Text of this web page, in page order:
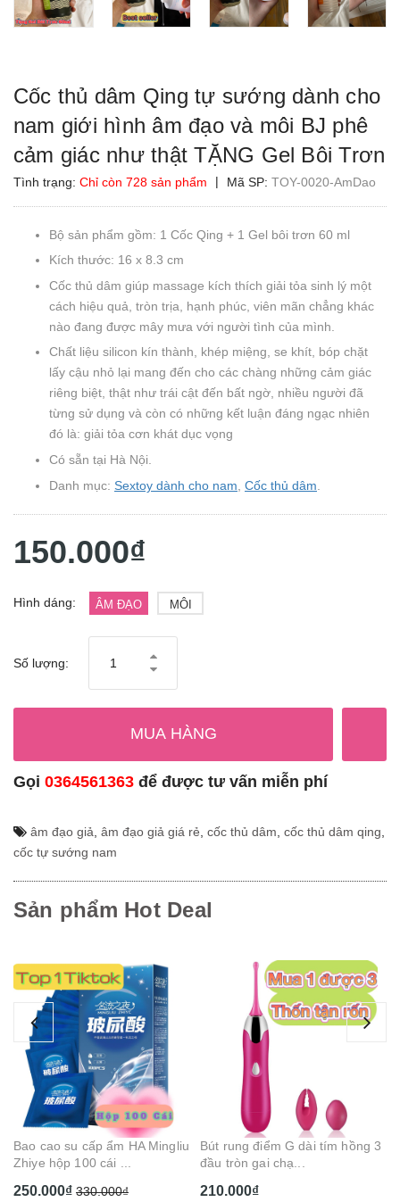
Cốc thủ dâm Qing tự sướng dành cho
nam giới hình âm đạo và môi BJ phê
cảm giác như thật TẶNG Gel Bôi Trơn
Tình trạng: Chỉ còn 728 sản phẩm | Mã SP: TOY-0020-AmDao
Bộ sản phẩm gồm: 1 Cốc Qing + 1 Gel bôi trơn 60 ml
Kích thước: 16 x 8.3 cm
Cốc thủ dâm giúp massage kích thích giải tỏa sinh lý một
cách hiệu quả, tròn trịa, hạnh phúc, viên mãn chẳng khác
nào đang được mây mưa với người tình của mình.
Chất liệu silicon kín thành, khép miệng, se khít, bóp chặt
lấy cậu nhỏ lại mang đến cho các chàng những cảm giác
riêng biệt, thật như trái cật đến bất ngờ, nhiều người đã
từng sử dụng và còn có những kết luận đáng ngạc nhiên
đó là: giải tỏa cơn khát dục vọng
Có sẵn tại Hà Nội.
Danh mục: Sextoy dành cho nam Cốc thủ dâm
150.000₫
Hình dáng: ÂM ĐẠO MÔI
Số lượng:
MUA HÀNG
Gọi 0364561363 để được tư vấn miễn phí
âm đạo giả âm đạo giả giá rẻ cốc thủ dâm cốc thủ dâm qing
cốc tự sướng nam
Sản phẩm Hot Deal
Bút rung điểm G dài tím hồng 3
đầu tròn gai chạ...
210.000₫
Gel bôi trơn hương trái cây 5 vị
Cam Cherry Dâu...
130.000₫